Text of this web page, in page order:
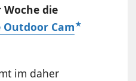
die
Outdoor Cam
im daher